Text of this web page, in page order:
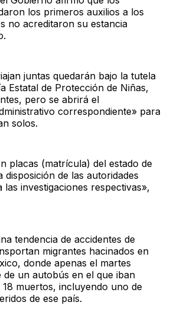
los primeros auxilios a los
no acreditaron su estancia
juntas quedarán bajo la tutela
Estatal de Protección de Niñas,
pero se abrirá el
correspondiente» para
solos.
placas (matrícula) del estado de
disposición de las autoridades
las investigaciones respectivas»,
tendencia de accidentes de
migrantes hacinados en
donde apenas el martes
de un autobús en el que iban
muertos, incluyendo uno de
de ese país.